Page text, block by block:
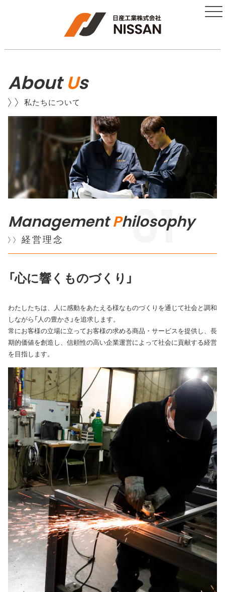
AboutUs
私たちについて
ManagementPhilosophy
経営理念 01
「心に響くものづくり」
わたしたちは、人に感動をあたえる様なものづくりを通じて社会と調和
しながら「人の豊かさ」を追求します。
常にお客様の立場に立ってお客様の求める商品・サービスを提供し、 長
期的価値を創造し、信頼性の高い企業運営によって社会に貢献する経営
を目指します。